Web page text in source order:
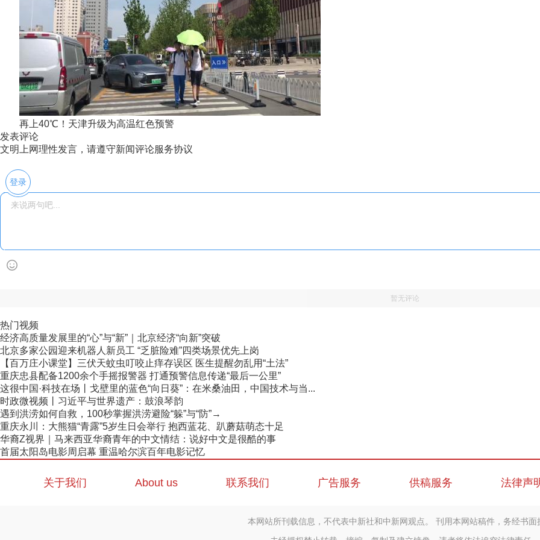
再上40℃！天津升级为高温红色预警
发表评论
文明上网理性发言，请遵守新闻评论服务协议
登录
暂无评论
热门视频
经济高质量发展里的“心”与“新”｜北京经济“向新”突破
北京多家公园迎来机器人新员工 “乏脏险难”四类场景优先上岗
【百万庄小课堂】三伏天蚊虫叮咬止痒存误区 医生提醒勿乱用“土法”
重庆忠县配备1200余个手摇报警器 打通预警信息传递“最后一公里”
这很中国·科技在场丨戈壁里的蓝色“向日葵”：在米桑油田，中国技术与当...
时政微视频丨习近平与世界遗产：鼓浪琴韵
遇到洪涝如何自救，100秒掌握洪涝避险“躲”与“防”→
重庆永川：大熊猫“青露”5岁生日会举行 抱西蓝花、趴蘑菇萌态十足
华裔Z视界｜马来西亚华裔青年的中文情结：说好中文是很酷的事
首届太阳岛电影周启幕 重温哈尔滨百年电影记忆
关于我们 About us 联系我们 广告服务 供稿服务 法律声
本网站所刊载信息，不代表中新社和中新网观点。 刊用本网站稿件，务经书面